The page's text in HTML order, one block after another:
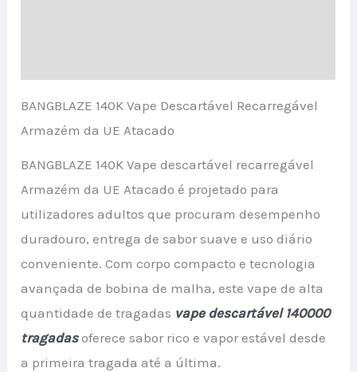
BANGBLAZE 140K Vape Descartável Recarregável
Armazém da UE Atacado
BANGBLAZE 140K Vape descartável recarregável
Armazém da UE Atacado é projetado para
utilizadores adultos que procuram desempenho
duradouro, entrega de sabor suave e uso diário
conveniente. Com corpo compacto e tecnologia
avançada de bobina de malha, este vape de alta
quantidade de tragadas vape descartável 140000
tragadasoferece sabor rico e vapor estável desde
a primeira tragada até a última.